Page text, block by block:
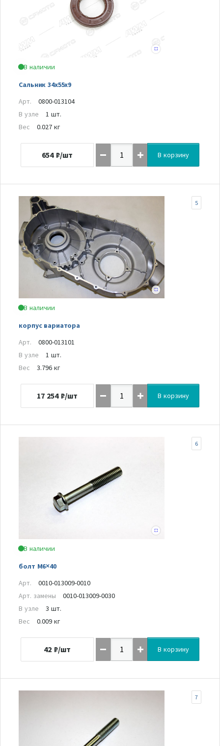
В наличии
Сальник 34х55х9
Арт.
0800-013104
В узле
1 шт.
Вес
0.027 кг
654 ₽/шт В корзину
В наличии
корпус вариатора
5
Арт.
0800-013101
В узле
1 шт.
Вес
3.796 кг
17 254 ₽/шт В корзину
В наличии
болт M6×40
6
Арт.
0010-013009-0010
Арт. замены
0010-013009-0030
В узле
3 шт.
Вес
0.009 кг
42 ₽/шт В корзину
7